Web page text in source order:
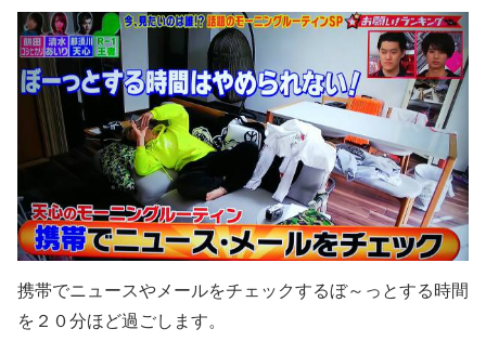
携帯でニュースやメールをチェックするぼ～っとする時間
を２０分ほど過ごします。